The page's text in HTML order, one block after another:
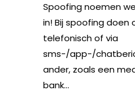
Spoofing noemen
in! Bij spoofing doen
telefonisch of via
sms-/app-/
ander, zoals een
bank...